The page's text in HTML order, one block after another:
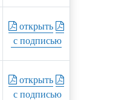
открыть
с подписью
открыть
с подписью